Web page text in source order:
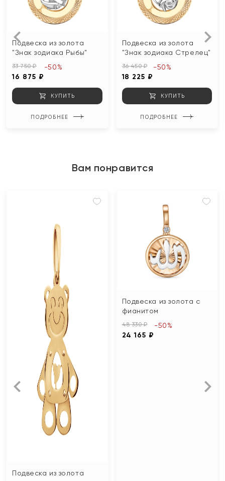
Подвеска из золота
"Знак зодиака Рыбы"
33 750 ₽
16 875 ₽
-50%
КУПИТЬ
ПОДРОБНЕЕ
Подвеска из золота
"Знак зодиака Стрелец"
36 450 ₽
18 225 ₽
-50%
КУПИТЬ
ПОДРОБНЕЕ
Вам понравится
Подвеска из золота
Подвеска из золота с
фианитом
48 330 ₽
24 165 ₽
-50%